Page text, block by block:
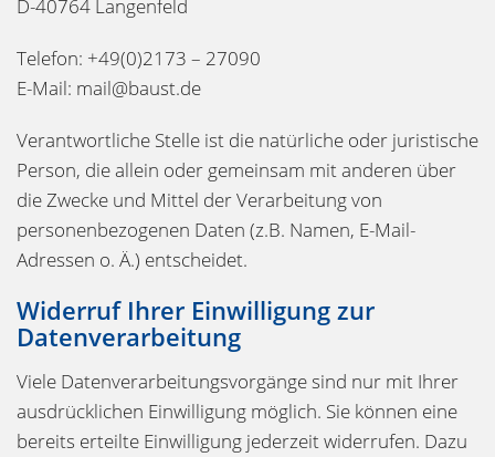
D-40764 Langenfeld
Telefon: +49(0)2173 – 27090
E-Mail: mail@baust.de
Verantwortliche Stelle ist die natürliche oder juristische
Person, die allein oder gemeinsam mit anderen über
die Zwecke und Mittel der Verarbeitung von
personenbezogenen Daten (z.B. Namen, E-Mail-
Adressen o. Ä.) entscheidet.
Widerruf Ihrer Einwilligung zur
Datenverarbeitung
Viele Datenverarbeitungsvorgänge sind nur mit Ihrer
ausdrücklichen Einwilligung möglich. Sie können eine
bereits erteilte Einwilligung jederzeit widerrufen. Dazu